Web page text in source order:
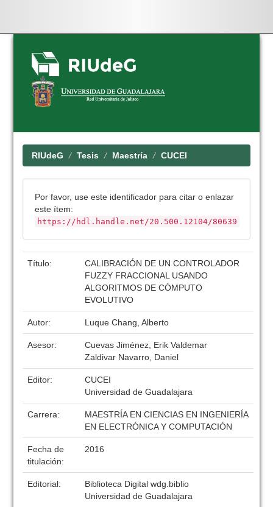
Skip
navigation
RIUdeG Tesis Maestría CUCEI
Por favor, use este identificador para citar o enlazar
este ítem:
https://hdl.handle.net/20.500.12104/80639
Título:
CALIBRACIÓN DE UN CONTROLADOR
FUZZY FRACCIONAL USANDO
ALGORITMOS DE CÓMPUTO
EVOLUTIVO
Autor: Luque Chang, Alberto
Asesor:
Cuevas Jiménez, Erik Valdemar
Zaldivar Navarro, Daniel
Editor:
CUCEI
Universidad de Guadalajara
Carrera:
MAESTRÍA EN CIENCIAS EN INGENIERÍA
EN ELECTRÓNICA Y COMPUTACIÓN
Fecha de
titulación:
2016
Editorial:
Biblioteca Digital wdg.biblio
Universidad de Guadalajara